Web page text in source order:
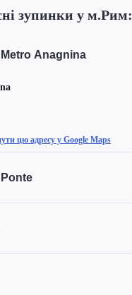
зупинки у м.Рим:
Anagnina
цю адресу у Google Maps